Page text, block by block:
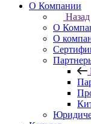
О Компании
Назад
О
О